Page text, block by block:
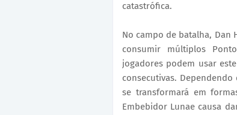
catastrófica.
No campo de batalha, Dan
consumir múltiplos
jogadores podem usar
consecutivas.
se transformará em
Embebidor Lunae causa